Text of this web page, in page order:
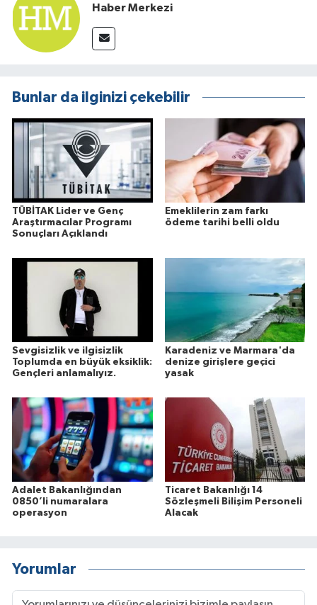
Haber Merkezi
Bunlar da ilginizi çekebilir
TÜBİTAK Lider ve Genç
Araştırmacılar Programı
Sonuçları Açıklandı
Emeklilerin zam farkı
ödeme tarihi belli oldu
Sevgisizlik ve ilgisizlik
Toplumda en büyük eksiklik:
Gençleri anlamalıyız.
Karadeniz ve Marmara'da
denize girişlere geçici
yasak
Adalet Bakanlığından
0850’li numaralara
operasyon
Ticaret Bakanlığı 14
Sözleşmeli Bilişim Personeli
Alacak
Yorumlar